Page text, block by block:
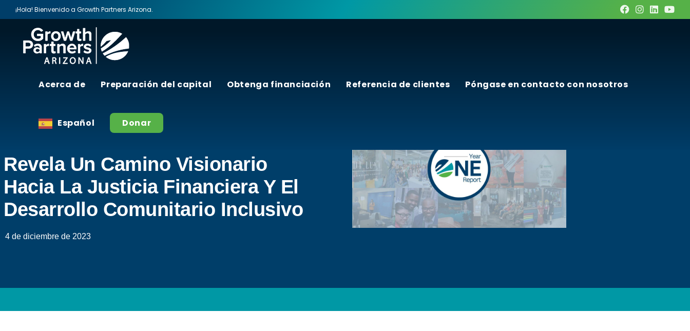
¡Hola! Bienvenido a Growth Partners Arizona.
Acerca de Preparación del capital Obtenga financiación Referencia de clientes Póngase en contacto con nosotros
Español Donar
Potenciando El Futuro: El Informe
Revela Un Camino Visionario
Hacia La Justicia Financiera Y El
Desarrollo Comunitario Inclusivo
4 de diciembre de 2023